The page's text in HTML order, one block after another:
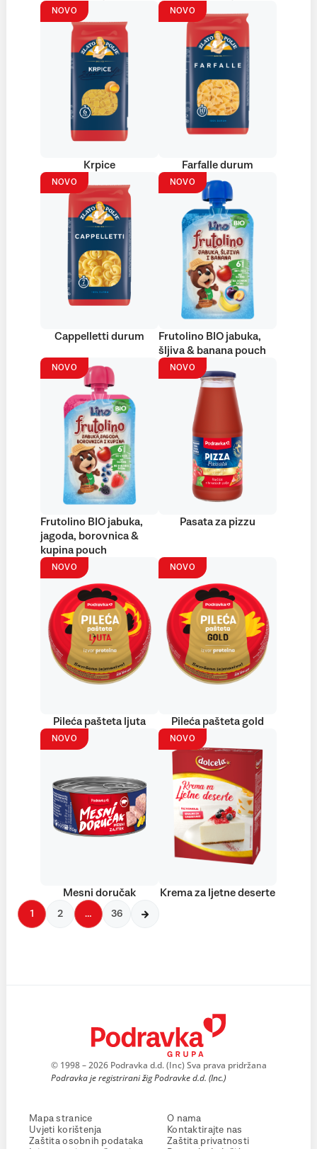
NOVO
Krpice
NOVO
Farfalle durum
NOVO
Cappelletti durum
NOVO
Frutolino BIO jabuka,
šljiva & banana pouch
NOVO
Frutolino BIO jabuka,
jagoda, borovnica &
kupina pouch
NOVO
Pasata za pizzu
NOVO
Pileća pašteta ljuta
NOVO
Pileća pašteta gold
NOVO
Mesni doručak
NOVO
Krema za ljetne deserte
1 2 … 36
© 1998 – 2026 Podravka d.d. (Inc) Sva prava pridržana
Podravka je registrirani žig Podravke d.d. (Inc.)
Mapa stranice
Uvjeti korištenja
Zaštita osobnih podataka
O nama
Kontaktirajte nas
Zaštita privatnosti